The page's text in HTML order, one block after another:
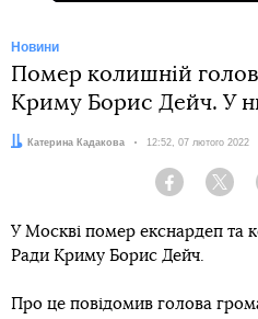
Новини
Помер колишній
Криму Борис Дейч. У
Автор:Катерина Кадакова Дата:
12:52, 07 лютого 2022
Facebook
У Москві помер екснардеп та
Ради Криму Борис Дейч.
Про це повідомив голова